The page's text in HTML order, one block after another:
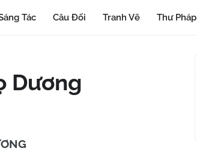
Tác Câu Đối Tranh Vẽ Thư Pháp
Dương